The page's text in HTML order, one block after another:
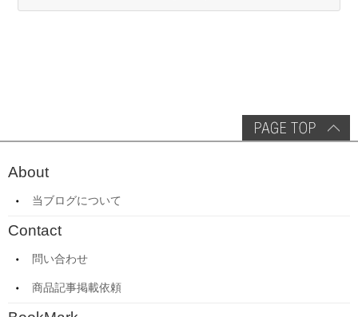
About
当ブログについて
Contact
問い合わせ
商品記事掲載依頼